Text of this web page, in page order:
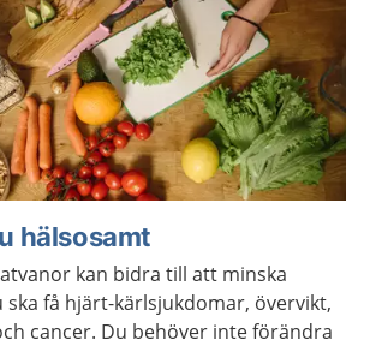
hälsosamt
kan bidra till att minska
få hjärt-kärlsjukdomar, övervikt,
cancer. Du behöver inte förändra